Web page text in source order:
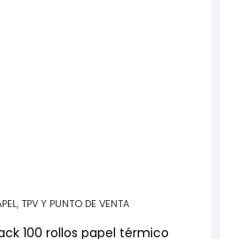
,TPV Y PUNTO DE VENTA
100 rollos papel térmico